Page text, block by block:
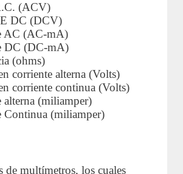
(ACV)
DC (DCV)
AC (AC-mA)
DC (DC-mA)
(ohms)
corriente alterna (Volts)
corriente continua (Volts)
alterna (miliamper)
Continua (miliamper)
de multímetros, los cuales